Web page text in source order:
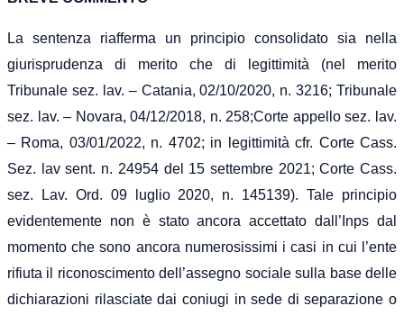
La sentenza riafferma un principio consolidato sia nella
giurisprudenza di merito che di legittimità (nel merito
Tribunale sez. lav. – Catania, 02/10/2020, n. 3216; Tribunale
sez. lav. – Novara, 04/12/2018, n. 258;Corte appello sez. lav.
– Roma, 03/01/2022, n. 4702; in legittimità cfr. CorteCass.
Sez. lavsent. n. 24954 del 15 settembre 2021; Corte Cass.
sez. Lav. Ord. 09 luglio 2020, n. 145139). Tale principio
evidentemente non è statoancora accettato dall’Inps dal
momento che sono ancora numerosissimi i casi in cui l’ente
rifiuta il riconoscimento dell’assegno sociale sulla base delle
dichiarazioni rilasciate dai coniugi in sede di separazione o